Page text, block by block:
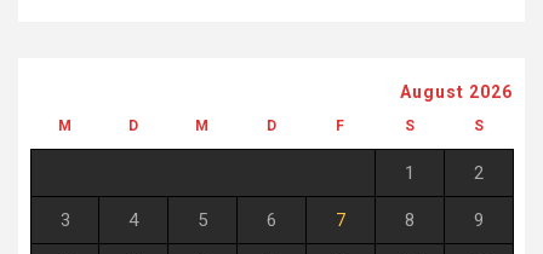
August 2026
M D M D F S S
1 2
3 4 5 6 7 8 9